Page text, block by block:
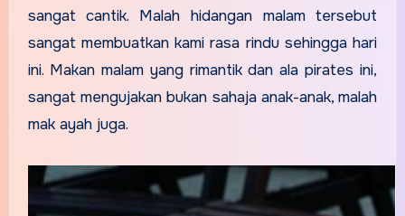
sangat cantik. Malah hidangan malam tersebut
sangat membuatkan kami rasa rindu sehingga hari
ini. Makan malam yang rimantik dan ala pirates ini,
sangat mengujakan bukan sahaja anak-anak, malah
mak ayah juga.